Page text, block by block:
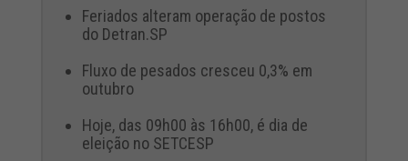
Feriados alteram operação de postos
do Detran.SP
Fluxo de pesados cresceu 0,3% em
outubro
Hoje, das 09h00 às 16h00, é dia de
eleição no SETCESP